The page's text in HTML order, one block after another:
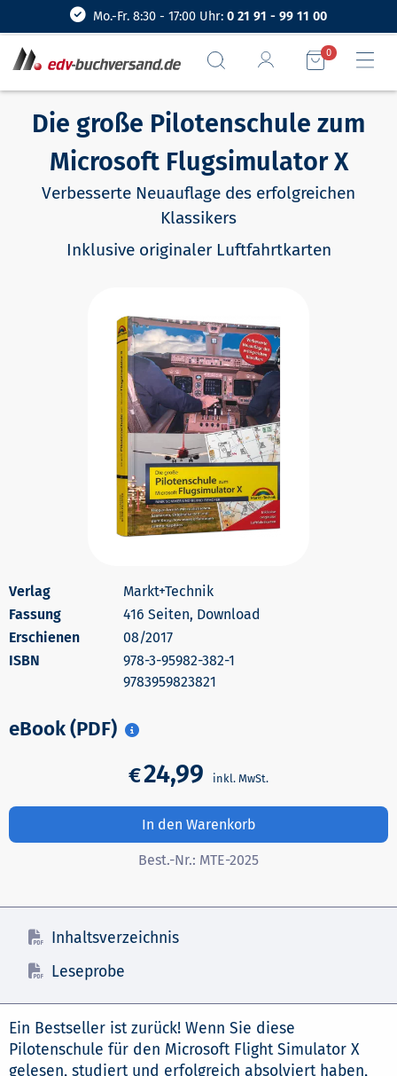
Mo.-Fr. 8:30 - 17:00 Uhr: 0 21 91 - 99 11 00
0
Die große Pilotenschule zum
Microsoft Flugsimulator X
Verbesserte Neuauflage des erfolgreichen
Klassikers
Inklusive originaler Luftfahrtkarten
Markt+Technik
416 Seiten, Download
Erschienen
08/2017
978-3-95982-382-1
9783959823821
eBook (PDF)
€24,99
In den Warenkorb
Best.-Nr.: MTE-2025
Inhaltsverzeichnis
Leseprobe
Ein Bestseller ist zurück! Wenn Sie diese
Pilotenschule für den Microsoft Flight Simulator X
gelesen, studiert und erfolgreich absolviert haben,